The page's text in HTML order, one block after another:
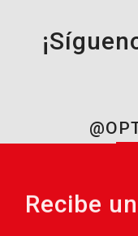
Recibe